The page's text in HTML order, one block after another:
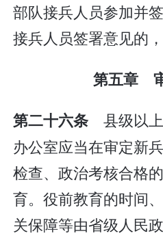
部队接兵人员参加并
接兵人员签署意见的
第五章
第二十六条 县级以
办公室应当在审定新
检查、政治考核合格
育。役前教育的时间
关保障等由省级人民